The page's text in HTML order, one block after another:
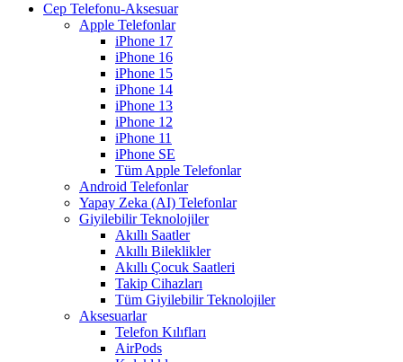
Cep Telefonu-Aksesuar
Apple Telefonlar
iPhone 17
iPhone 16
iPhone 15
iPhone 14
iPhone 13
iPhone 12
iPhone 11
iPhone SE
Tüm Apple Telefonlar
Android Telefonlar
Yapay Zeka (AI) Telefonlar
Giyilebilir Teknolojiler
Akıllı Saatler
Akıllı Bileklikler
Akıllı Çocuk Saatleri
Takip Cihazları
Tüm Giyilebilir Teknolojiler
Aksesuarlar
Telefon Kılıfları
AirPods